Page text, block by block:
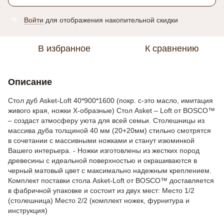
Войти для отображения накопительной скидки
В избранное К сравнению
Описание
Стол дуб Asket-Loft 40*900*1600 (покр. с-это масло, имитация
живого края, ножки Х-образные) Стол Asket – Loft от BOSCO™
– создаст атмосферу уюта для всей семьи. Столешницы из
массива дуба толщиной 40 мм (20+20мм) стильно смотрятся
в сочетании с массивными ножками и станут изюминкой
Вашего интерьера. - Ножки изготовлены из жестких пород
древесины с идеальной поверхностью и окрашиваются в
черный матовый цвет с максимально надежным креплением.
Комплект поставки стола Asket-Loft от BOSCO™ доставляется
в фабричной упаковке и состоит из двух мест: Место 1/2
(столешница) Место 2/2 (комплект ножек, фурнитура и
инструкция)